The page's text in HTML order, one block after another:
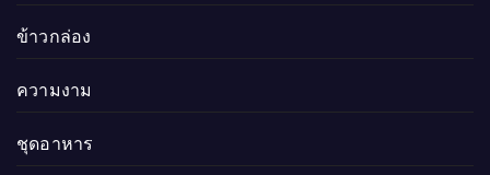
ข้าวกล่อง
ความงาม
ชุดอาหาร